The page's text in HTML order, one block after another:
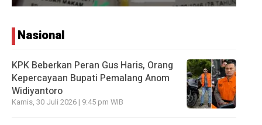
Nasional
KPK Beberkan Peran Gus Haris, Orang
Kepercayaan Bupati Pemalang Anom
Widiyantoro
Kamis, 30 Juli 2026 | 9:45 pm WIB